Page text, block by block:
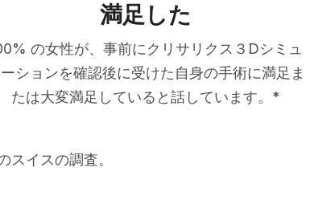
満足した
の女性が、事前にクリサリクス３Dシミュ
ションを確認後に受けた自身の手術に満足ま
たは大変満足していると話しています。*
イスの調査。